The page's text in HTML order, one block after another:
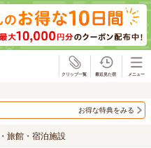
お得な特典をみる
旅館・宿泊施設